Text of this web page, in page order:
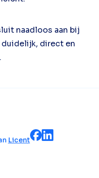
naadloos aan bij
duidelijk, direct en
Licent